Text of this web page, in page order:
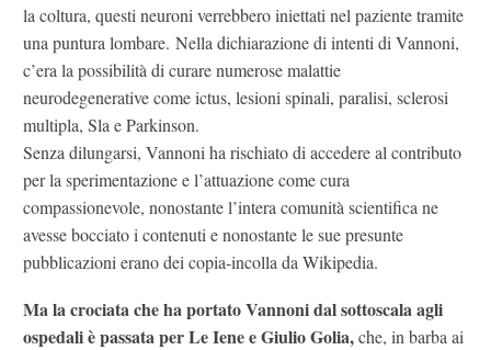
la coltura, questi neuroni verrebbero iniettati nel paziente tramite
una puntura lombare. Nella dichiarazione di intenti di Vannoni,
c’era la possibilità di curare numerose malattie
neurodegenerative come ictus, lesioni spinali, paralisi, sclerosi
multipla, Sla e Parkinson.
Senza dilungarsi, Vannoni ha rischiato di accedere al contributo
per la sperimentazione e l’attuazione come cura
compassionevole, nonostante l’intera comunità scientifica ne
avesse bocciato i contenuti e nonostante le sue presunte
pubblicazioni erano dei copia-incolla da Wikipedia.
Ma la crociata che ha portato Vannoni dal sottoscala agli
ospedali è passata per Le Iene e Giulio Golia,che, in barba ai